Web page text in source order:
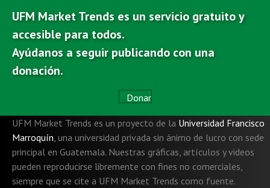
UFM Market Trends es un servicio gratuito y
accesible para todos.
Ayúdanos a seguir publicando con una
donación.
Donar
UFM Market Trends es un proyecto de la Universidad Francisco
Marroquín, una universidad privada sin ánimo de lucro con sede
principal en Guatemala. Nuestras gráficas, artículos y videos
pueden reproducirse libremente con fines no comerciales,
siempre que se cite a UFM Market Trends como fuente.